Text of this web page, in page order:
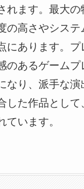
れます。最大の
の高さやシステ
にあります。プ
のあるゲームプ
なり、派手な
した作品として
ています。